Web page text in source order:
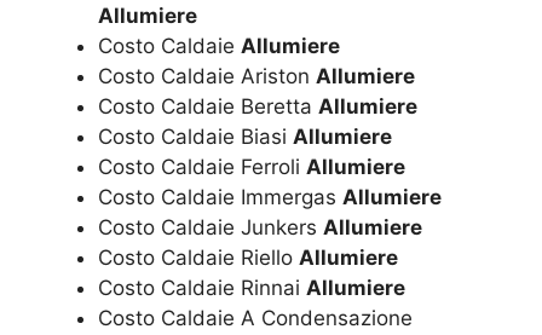
Allumiere
Costo Caldaie Allumiere
Costo Caldaie Ariston Allumiere
Costo Caldaie Beretta Allumiere
Costo Caldaie Biasi Allumiere
Costo Caldaie Ferroli Allumiere
Costo Caldaie Immergas Allumiere
Costo Caldaie Junkers Allumiere
Costo Caldaie Riello Allumiere
Costo Caldaie Rinnai Allumiere
Costo Caldaie A Condensazione